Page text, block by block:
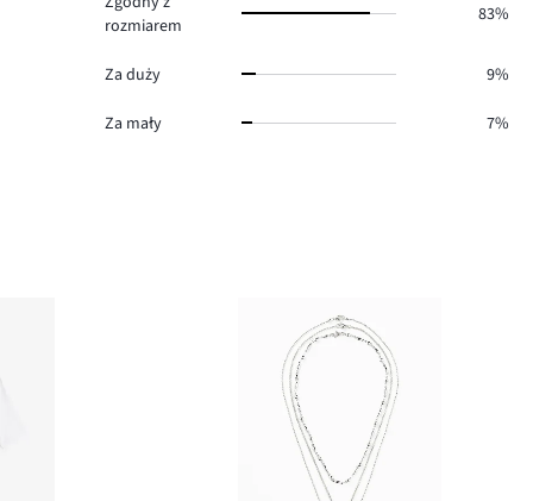
rozmiarem
83%
Za duży 9%
Za mały 7%